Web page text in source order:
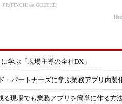
PR(FINCHI on GOETHE)
学ぶ「現場主導の全社DX」
・パートナーズに学ぶ業務アプリ内製
現場でも業務アプリを簡単に作る方